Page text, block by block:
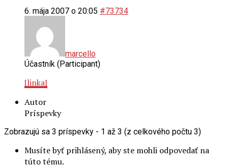
6. mája 2007 o 20:05 #73734
marcello
Účastník (Participant)
[linka]
Autor
Príspevky
Zobrazujú sa 3 príspevky - 1 až 3 (z celkového počtu 3)
Musíte byť prihlásený, aby ste mohli odpovedať na
túto tému.